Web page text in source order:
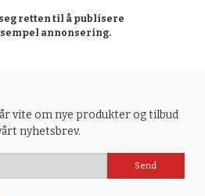
retten til å publisere
annonsering.
vite om nye produkter og tilbud
nyhetsbrev.